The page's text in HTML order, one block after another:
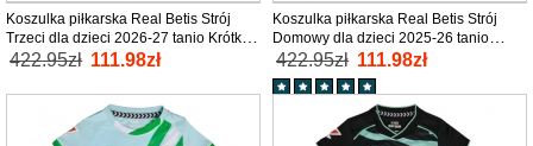
Koszulka piłkarska Real Betis Strój
Trzeci dla dzieci 2026-27 tanio Krótki
Rękaw (+ Krótkie spodenki)
422.95zł 111.98zł
Koszulka piłkarska Real Betis Strój
Domowy dla dzieci 2025-26 tanio
Krótki Rękaw (+ Krótkie spodenki)
422.95zł 111.98zł